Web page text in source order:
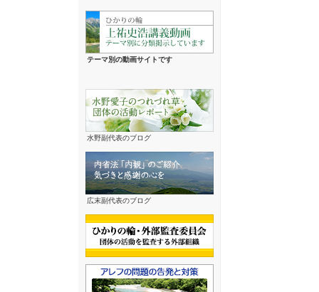
テーマ別の動画サイトです
水野副代表のブログ
広末副代表のブログ